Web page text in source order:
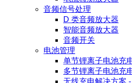
音频信号处理
D 类音频放大器
智能音频放大器
音频开关
电池管理
单节锂离子电池充
多节锂离子电池充
无线充电解决方案